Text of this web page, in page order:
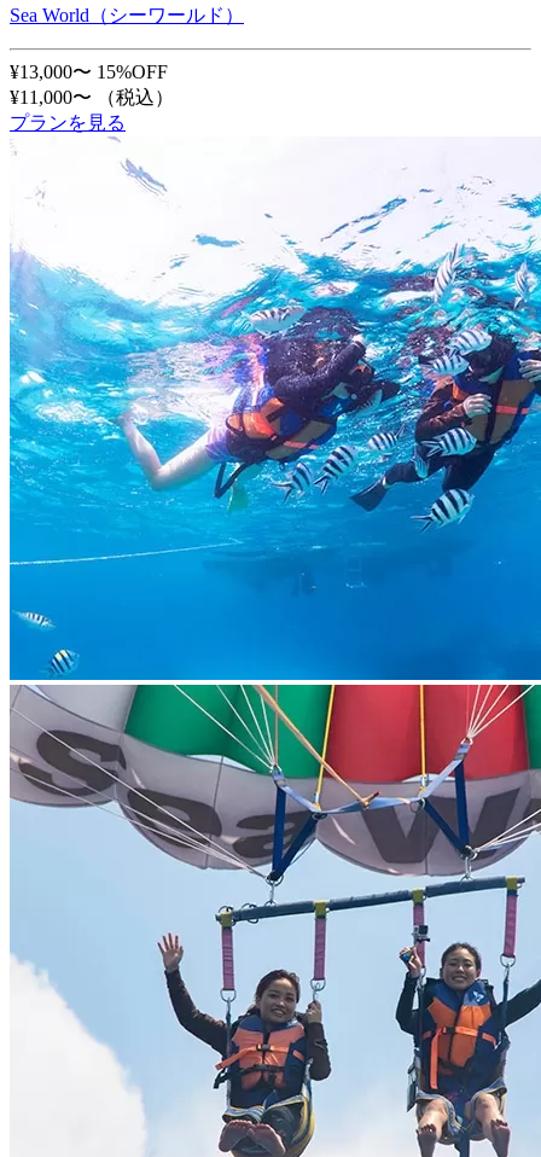
Sea World（シーワールド）
¥13,000〜 15%OFF
¥11,000〜
（税込）
プランを見る